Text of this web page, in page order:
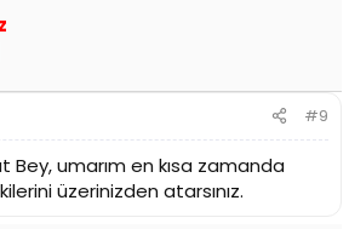
#9
Bey, umarım en kısa zamanda
üzerinizden atarsınız.